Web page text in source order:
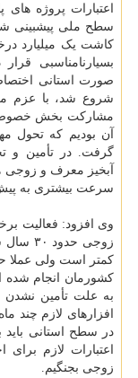
اعتبارات پروژه
سطح ملی پیشبینی
کاشت یک میلیارد
بسیارنامناسبی
صورت استانی
شروع شد، با عزم
مشارکت بخش خصوصی
آن بودیم که تحول
گرفت. در تأمین و
آبخیز معرف و زوجی
سرعت بیشتری به
وی افزود: فعالیت
زوجی
کمتر است ولی عملا
کشورمان انجام شده
به علت تأمین نشدن
افزارهای لازم چند
در سطح استانی باید
اعتبارات لازم
زوجی بجنگیم.